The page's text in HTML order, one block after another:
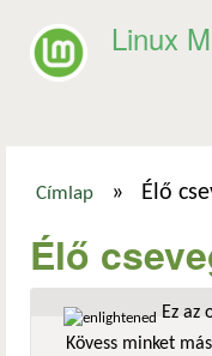
Linux
Jelenlegi
Címlap » Élő
Élő
Ez az
Kövess minket